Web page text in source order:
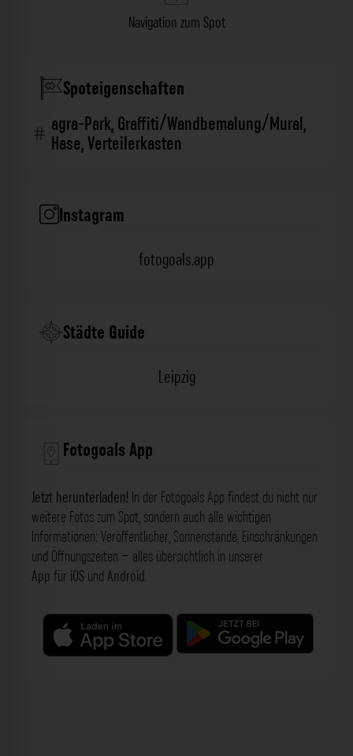
Navigation zum Spot
Spoteigenschaften
agra-Park,Graffiti/Wandbemalung/Mural,
Hase,Verteilerkasten
Instagram
fotogoals.app
Städte Guide
Leipzig
Fotogoals App
Jetzt herunterladen! In der Fotogoals App findest du nicht nur
weitere Fotos zum Spot, sondern auch alle wichtigen
Informationen: Veröffentlicher, Sonnenstände, Einschränkungen
und Öffnungszeiten – alles übersichtlich in unserer
App für iOS und Android.